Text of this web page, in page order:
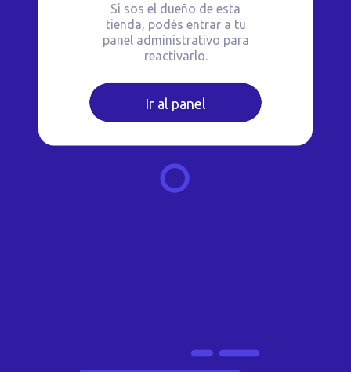
Si sos el dueño de esta
tienda, podés entrar a tu
panel administrativo para
reactivarlo.
Ir al panel